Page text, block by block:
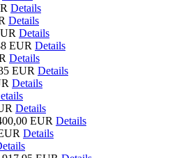
Details
Details
Details
EUR Details
Details
EUR Details
Details
Details
EUR Details
Details